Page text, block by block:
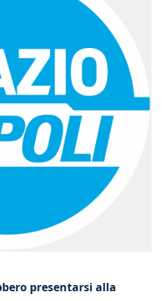
presentarsi alla